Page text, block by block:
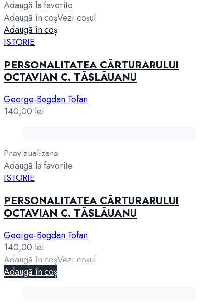
Adaugă la favorite
Adaugă în coșVezi coșul
Adaugă în coș
ISTORIE
PERSONALITATEA CĂRTURARULUI
OCTAVIAN C. TĂSLĂUANU
George‑Bogdan Tofan
140,00 lei
Previzualizare
Adaugă la favorite
ISTORIE
PERSONALITATEA CĂRTURARULUI
OCTAVIAN C. TĂSLĂUANU
George‑Bogdan Tofan
140,00 lei
Adaugă în coșVezi coșul
Adaugă în coș